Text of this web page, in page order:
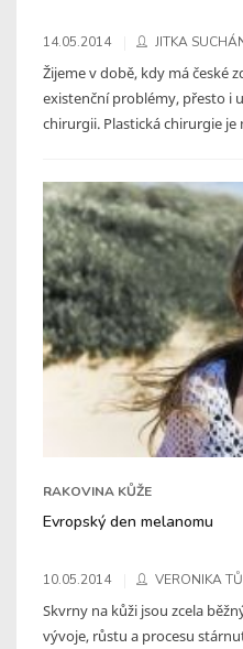
14.05.2014 JITKA
Žijeme v době, kdy má české
existenční problémy, přesto i
chirurgii. Plastická chirurgie
RAKOVINA KŮŽE
Evropský den melanomu
10.05.2014 VERONIKA
Skvrny na kůži jsou zcela
vývoje, růstu a procesu